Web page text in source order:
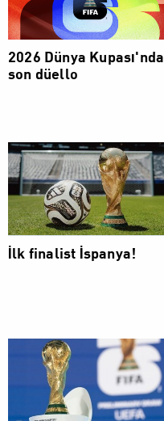
2026 Dünya Kupası'nda
son düello
İlk finalist İspanya!